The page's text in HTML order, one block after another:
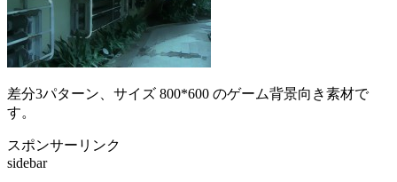
差分3パターン、サイズ 800*600 のゲーム背景向き素材で
す。
スポンサーリンク
sidebar